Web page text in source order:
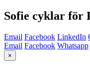
Sofie cyklar för
Email Facebook LinkedIn
Email Facebook Whatsapp
×